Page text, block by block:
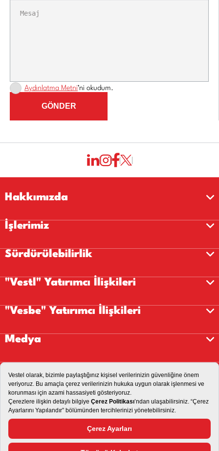
Aydınlatma Metni’ni okudum.
GÖNDER
Hakkımızda
İşlerimiz
Sürdürülebilirlik
"Vestl" Yatırımcı İlişkileri
"Vesbe" Yatırımcı İlişkileri
Medya
İletişim
Aydınlatma Metni